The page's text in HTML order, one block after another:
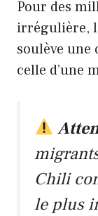
Pour des
irrégulière,
soulève une
celle d’une
Chili
le plus